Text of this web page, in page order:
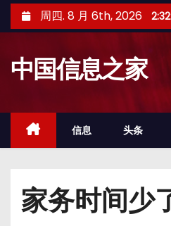
至
周四. 8 月 6th, 2026
中国信息之家
信息 头条
家务时间少